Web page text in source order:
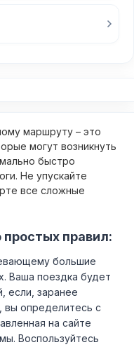
маршруту – это
могут возникнуть
быстро
Не упускайте
все сложные
простых правил:
большие
Ваша поездка будет
если, заранее
определитесь с
на сайте
Воспользуйтесь